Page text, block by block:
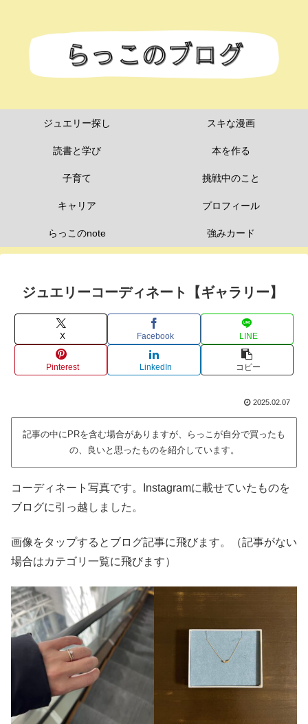
ジュエリー探し スキな漫画
読書と学び 本を作る
子育て 挑戦中のこと
キャリア プロフィール
らっこのnote 強みカード
ジュエリーコーディネート【ギャラリー】
X Facebook LINE
Pinterest LinkedIn コピー
2025.02.07
記事の中にPRを含む場合がありますが、らっこが自分で買ったも
の、良いと思ったものを紹介しています。
コーディネート写真です。Instagramに載せていたものを
ブログに引っ越しました。
画像をタップするとブログ記事に飛びます。（記事がない
場合はカテゴリ一覧に飛びます）